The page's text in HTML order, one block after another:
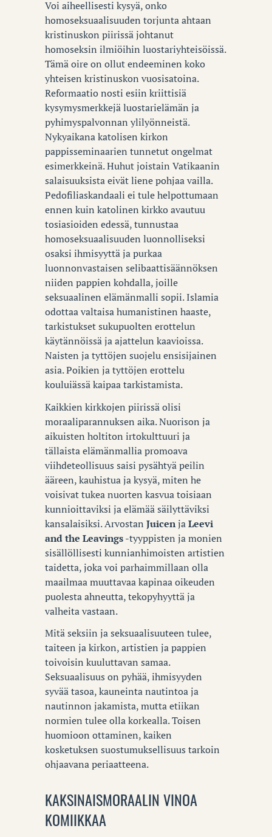
Voi aiheellisesti kysyä, onko
homoseksuaalisuuden torjunta ahtaan
kristinuskon piirissä johtanut
homoseksin ilmiöihin luostariyhteisöissä.
Tämä oire on ollut endeeminen koko
yhteisen kristinuskon vuosisatoina.
Reformaatio nosti esiin kriittisiä
kysymysmerkkejä luostarielämän ja
pyhimyspalvonnan ylilyönneistä.
Nykyaikana katolisen kirkon
pappisseminaarien tunnetut ongelmat
esimerkkeinä. Huhut joistain Vatikaanin
salaisuuksista eivät liene pohjaa vailla.
Pedofiliaskandaali ei tule helpottumaan
ennen kuin katolinen kirkko avautuu
tosiasioiden edessä, tunnustaa
homoseksuaalisuuden luonnolliseksi
osaksi ihmisyyttä ja purkaa
luonnonvastaisen selibaattisäännöksen
niiden pappien kohdalla, joille
seksuaalinen elämänmalli sopii. Islamia
odottaa valtaisa humanistinen haaste,
tarkistukset sukupuolten erottelun
käytännöissä ja ajattelun kaavioissa.
Naisten ja tyttöjen suojelu ensisijainen
asia. Poikien ja tyttöjen erottelu
kouluiässä kaipaa tarkistamista.
Kaikkien kirkkojen piirissä olisi
moraaliparannuksen aika. Nuorison ja
aikuisten holtiton irtokulttuuri ja
tällaista elämänmallia promoava
viihdeteollisuus saisi pysähtyä peilin
ääreen, kauhistua ja kysyä, miten he
voisivat tukea nuorten kasvua toisiaan
kunnioittaviksi ja elämää säilyttäviksi
kansalaisiksi. Arvostan JuicenjaLeevi
and the Leavings-tyyppisten ja monien
sisällöllisesti kunnianhimoisten artistien
taidetta, joka voi parhaimmillaan olla
maailmaa muuttavaa kapinaa oikeuden
puolesta ahneutta, tekopyhyyttä ja
valheita vastaan.
Mitä seksiin ja seksuaalisuuteen tulee,
taiteen ja kirkon, artistien ja pappien
toivoisin kuuluttavan samaa.
Seksuaalisuus on pyhää, ihmisyyden
syvää tasoa, kauneinta nautintoa ja
nautinnon jakamista, mutta etiikan
normien tulee olla korkealla. Toisen
huomioon ottaminen, kaiken
kosketuksen suostumuksellisuus tarkoin
ohjaavana periaatteena.
KAKSINAISMORAALIN VINOA
KOMIIKKAA